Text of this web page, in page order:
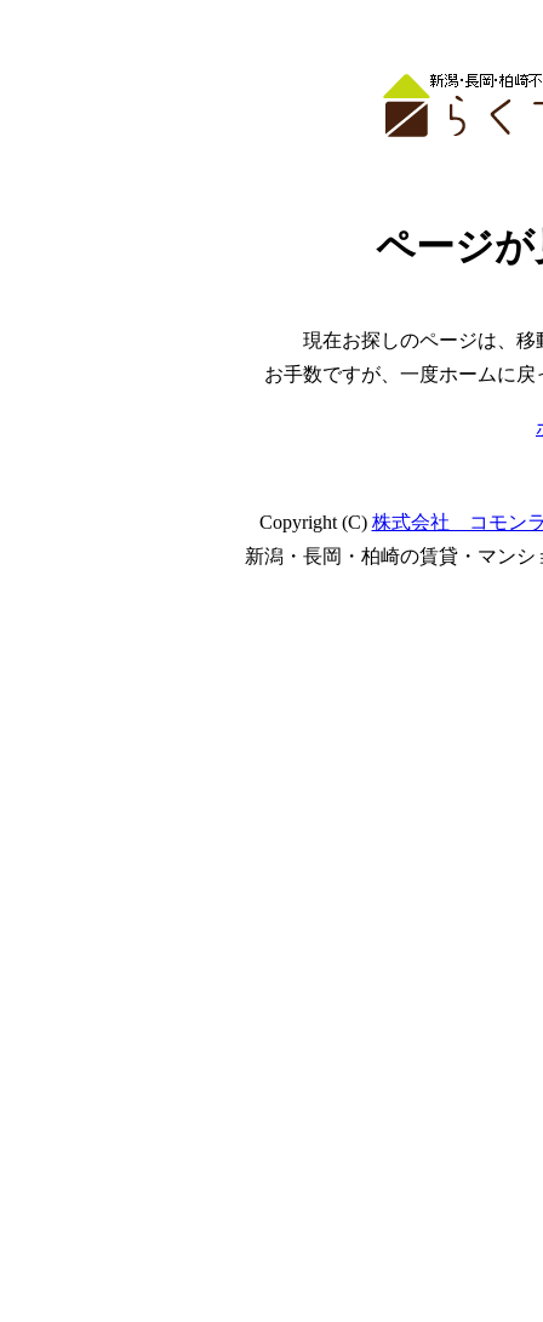
ページ
現在お探しのページは、
お手数ですが、一度ホームに
Copyright (C) 株式会社 コモン
新潟・長岡・柏崎の賃貸・マン